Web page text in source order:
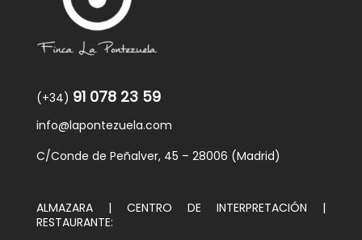
(+34) 91 078 23 59
info@lapontezuela.com
C/Conde de Peñalver, 45 – 28006 (Madrid)
ALMAZARA | CENTRO DE INTERPRETACIÓN |
RESTAURANTE: